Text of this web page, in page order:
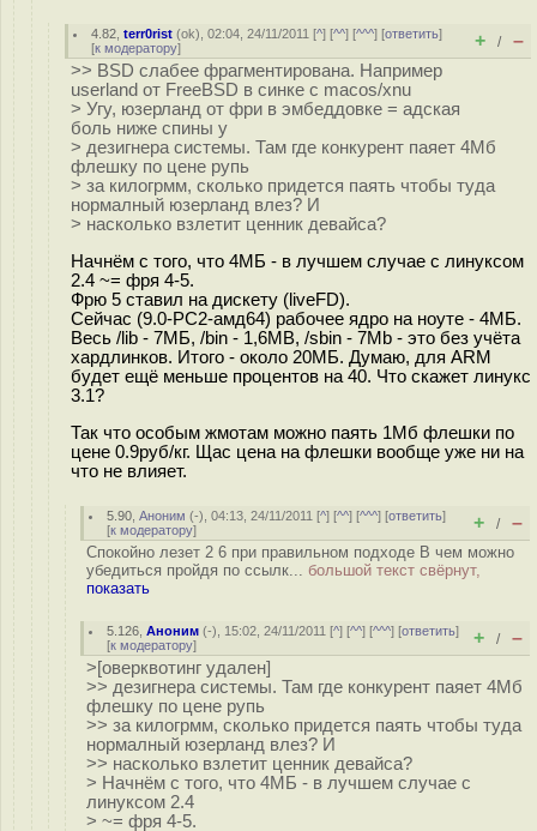
4.82 ,terr0rist (ok), 02:04, 24/11/2011 [^] [^^] [^^^] [ответить]
[к модератору] + / –
>> BSD слабее фрагментирована. Например
userland от FreeBSD в синке с macos/xnu
> Угу, юзерланд от фри в эмбеддовке = адская
боль ниже спины у
> дезигнера системы. Там где конкурент паяет 4Мб
флешку по цене рупь
> за килогрмм, сколько придется паять чтобы туда
нормалный юзерланд влез? И
> насколько взлетит ценник девайса?
Начнём с того, что 4МБ - в лучшем случае с линуксом
2.4 ~= фря 4-5.
Фрю 5 ставил на дискету (liveFD).
Сейчас (9.0-РС2-амд64) рабочее ядро на ноуте - 4МБ.
Весь /lib - 7МБ, /bin - 1,6MB, /sbin - 7Mb - это без учёта
хардлинков. Итого - около 20МБ. Думаю, для ARM
будет ещё меньше процентов на 40. Что скажет линукс
3.1?
Так что особым жмотам можно паять 1Мб флешки по
цене 0.9руб/кг. Щас цена на флешки вообще уже ни на
что не влияет.
5.90 ,Аноним (-), 04:13, 24/11/2011 [^] [^^] [^^^] [ответить]
[к модератору] + / –
Спокойно лезет 2 6 при правильном подходе В чем можно
убедиться пройдя по ссылк... большой текст свёрнут,
показать
5.126 ,Аноним (-), 15:02, 24/11/2011 [^] [^^] [^^^] [ответить]
[к модератору] + / –
>[оверквотинг удален]
>> дезигнера системы. Там где конкурент паяет 4Мб
флешку по цене рупь
>> за килогрмм, сколько придется паять чтобы туда
нормалный юзерланд влез? И
>> насколько взлетит ценник девайса?
> Начнём с того, что 4МБ - в лучшем случае с
линуксом 2.4
> ~= фря 4-5.